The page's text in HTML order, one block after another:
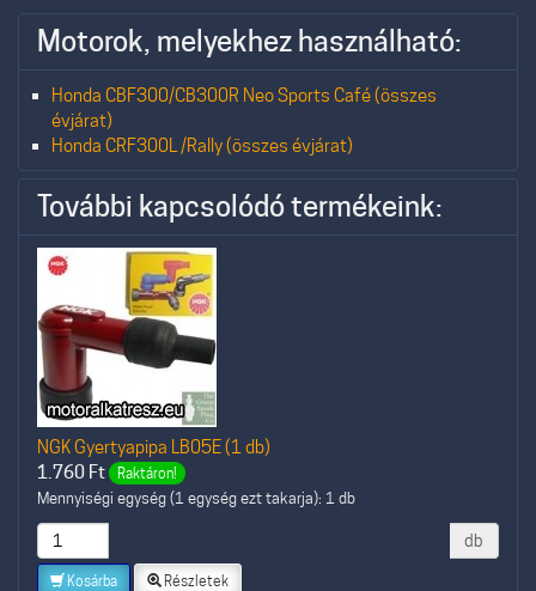
Motorok, melyekhez használható:
Honda CBF300/CB300R Neo Sports Café (összes
évjárat)
Honda CRF300L /Rally (összes évjárat)
További kapcsolódó termékeink:
NGK Gyertyapipa LB05E (1 db)
1.760 Ft Raktáron!
Mennyiségi egység (1 egység ezt takarja): 1 db
db
Kosárba Részletek